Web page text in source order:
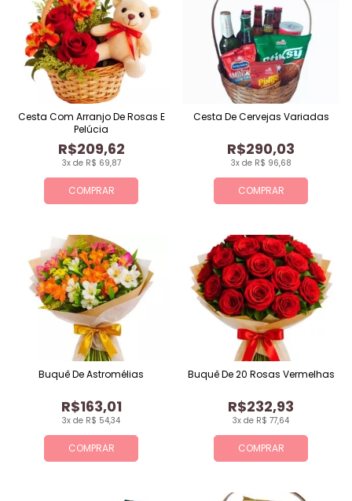
COMPRAR
3x de R$ 69,87
R$209,62
Cesta Com Arranjo De Rosas E
Pelúcia
COMPRAR
3x de R$ 96,68
R$290,03
Cesta De Cervejas Variadas
COMPRAR
3x de R$ 54,34
R$163,01
Buquê De Astromélias
COMPRAR
3x de R$ 77,64
R$232,93
Buquê De 20 Rosas Vermelhas